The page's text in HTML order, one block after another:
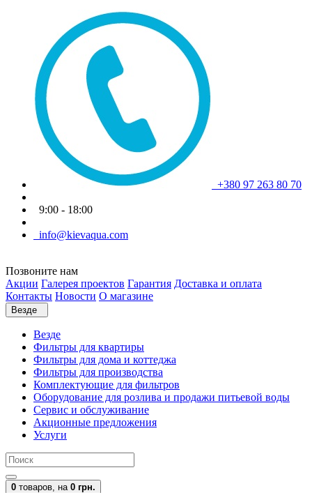
+380 97 263 80 70
9:00 - 18:00
info@kievaqua.com
Позвоните нам
Акции Галерея проектов Гарантия Доставка и оплата
Контакты Новости О магазине
Везде
Везде
Фильтры для квартиры
Фильтры для дома и коттеджа
Фильтры для производства
Комплектующие для фильтров
Оборудование для розлива и продажи питьевой воды
Сервис и обслуживание
Акционные предложения
Услуги
0 товаров, на 0 грн.